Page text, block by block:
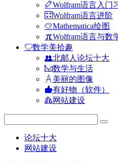
Wolfram语言入门
Wolfram语言进阶
Mathematica绘图
Wolfram语言与数
数学美拾趣
北邮人论坛十大
数学与生活
美丽的图像
有好物（软件）
网站建设
论坛十大
网站建设